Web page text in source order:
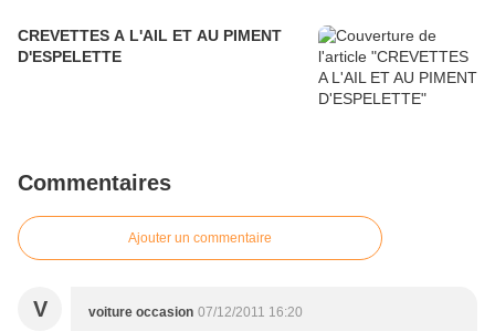
CREVETTES A L'AIL ET AU PIMENT
D'ESPELETTE
Commentaires
Ajouter un commentaire
V voiture occasion 07/12/2011 16:20